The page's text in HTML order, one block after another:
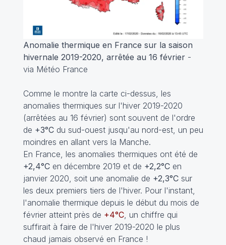
Anomalie thermique en France sur la saison
hivernale 2019-2020, arrêtée au 16 février-
via Météo France
Comme le montre la carte ci-dessus, les
anomalies thermiques sur l'hiver 2019-2020
(arrêtées au 16 février) sont souvent de l'ordre
de +3°Cdu sud-ouest jusqu'au nord-est, un peu
moindres en allant vers la Manche.
En France, les anomalies thermiques ont été de
+2,4°Cen décembre 2019 et de +2,2°Cen
janvier 2020, soit une anomalie de +2,3°C sur
les deux premiers tiers de l'hiver. Pour l'instant,
l'anomalie thermique depuis le début du mois de
février atteint près de +4°C, un chiffre qui
suffirait à faire de l'hiver 2019-2020 le plus
chaud jamais observé en France !